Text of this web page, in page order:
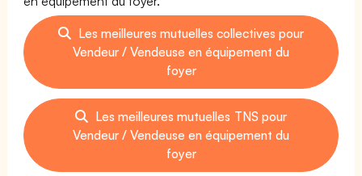
Les meilleures mutuelles collectives pour
Vendeur / Vendeuse en équipement du
foyer
Les meilleures mutuelles TNS pour
Vendeur / Vendeuse en équipement du
foyer